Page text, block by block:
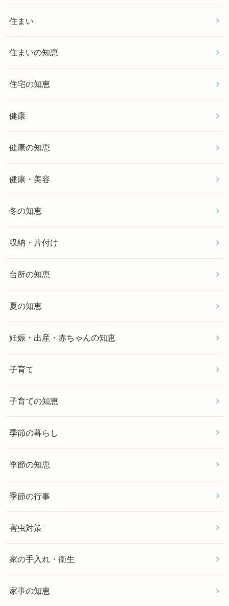
住まい
住まいの知恵
住宅の知恵
健康
健康の知恵
健康・美容
冬の知恵
収納・片付け
台所の知恵
夏の知恵
妊娠・出産・赤ちゃんの知恵
子育て
子育ての知恵
季節の暮らし
季節の知恵
季節の行事
害虫対策
家の手入れ・衛生
家事の知恵